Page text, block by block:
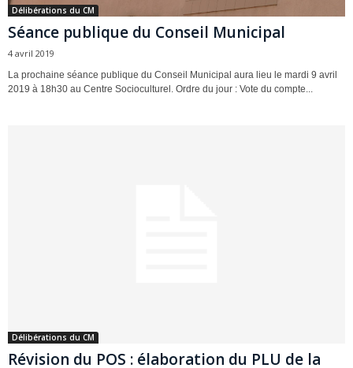
Délibérations du CM
Séance publique du Conseil Municipal
4 avril 2019
La prochaine séance publique du Conseil Municipal aura lieu le mardi 9 avril
2019 à 18h30 au Centre Socioculturel. Ordre du jour : Vote du compte...
Délibérations du CM
Révision du POS : élaboration du PLU de la